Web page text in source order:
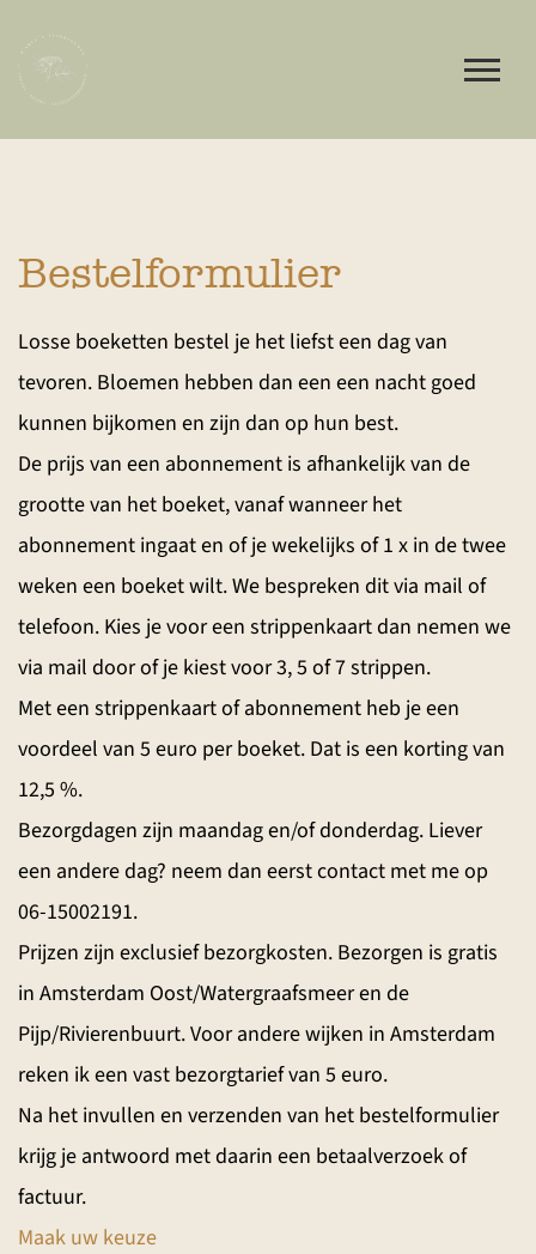
Bestelformulier
Losse boeketten bestel je het liefst een dag van
tevoren. Bloemen hebben dan een een nacht goed
kunnen bijkomen en zijn dan op hun best.
De prijs van een abonnement is afhankelijk van de
grootte van het boeket, vanaf wanneer het
abonnement ingaat en of je wekelijks of 1 x in de twee
weken een boeket wilt. We bespreken dit via mail of
telefoon. Kies je voor een strippenkaart dan nemen we
via mail door of je kiest voor 3, 5 of 7 strippen.
Met een strippenkaart of abonnement heb je een
voordeel van 5 euro per boeket. Dat is een korting van
12,5 %.
Bezorgdagen zijn maandag en/of donderdag. Liever
een andere dag? neem dan eerst contact met me op
06-15002191.
Prijzen zijn exclusief bezorgkosten. Bezorgen is gratis
in Amsterdam Oost/Watergraafsmeer en de
Pijp/Rivierenbuurt. Voor andere wijken in Amsterdam
reken ik een vast bezorgtarief van 5 euro.
Na het invullen en verzenden van het bestelformulier
krijg je antwoord met daarin een betaalverzoek of
factuur.
Maak uw keuze